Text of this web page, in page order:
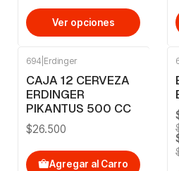
Ver opciones
694 Erdinger
CAJA 12 CERVEZA
ERDINGER
PIKANTUS 500 CC
$26.500
Agregar al Carro